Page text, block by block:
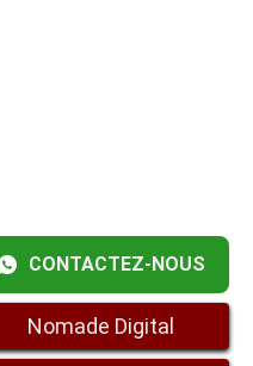
CONTACTEZ-NOUS
Nomade Digital